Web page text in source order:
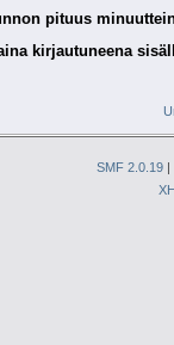
pituus
kirjautuneena
SMF 2.0.19